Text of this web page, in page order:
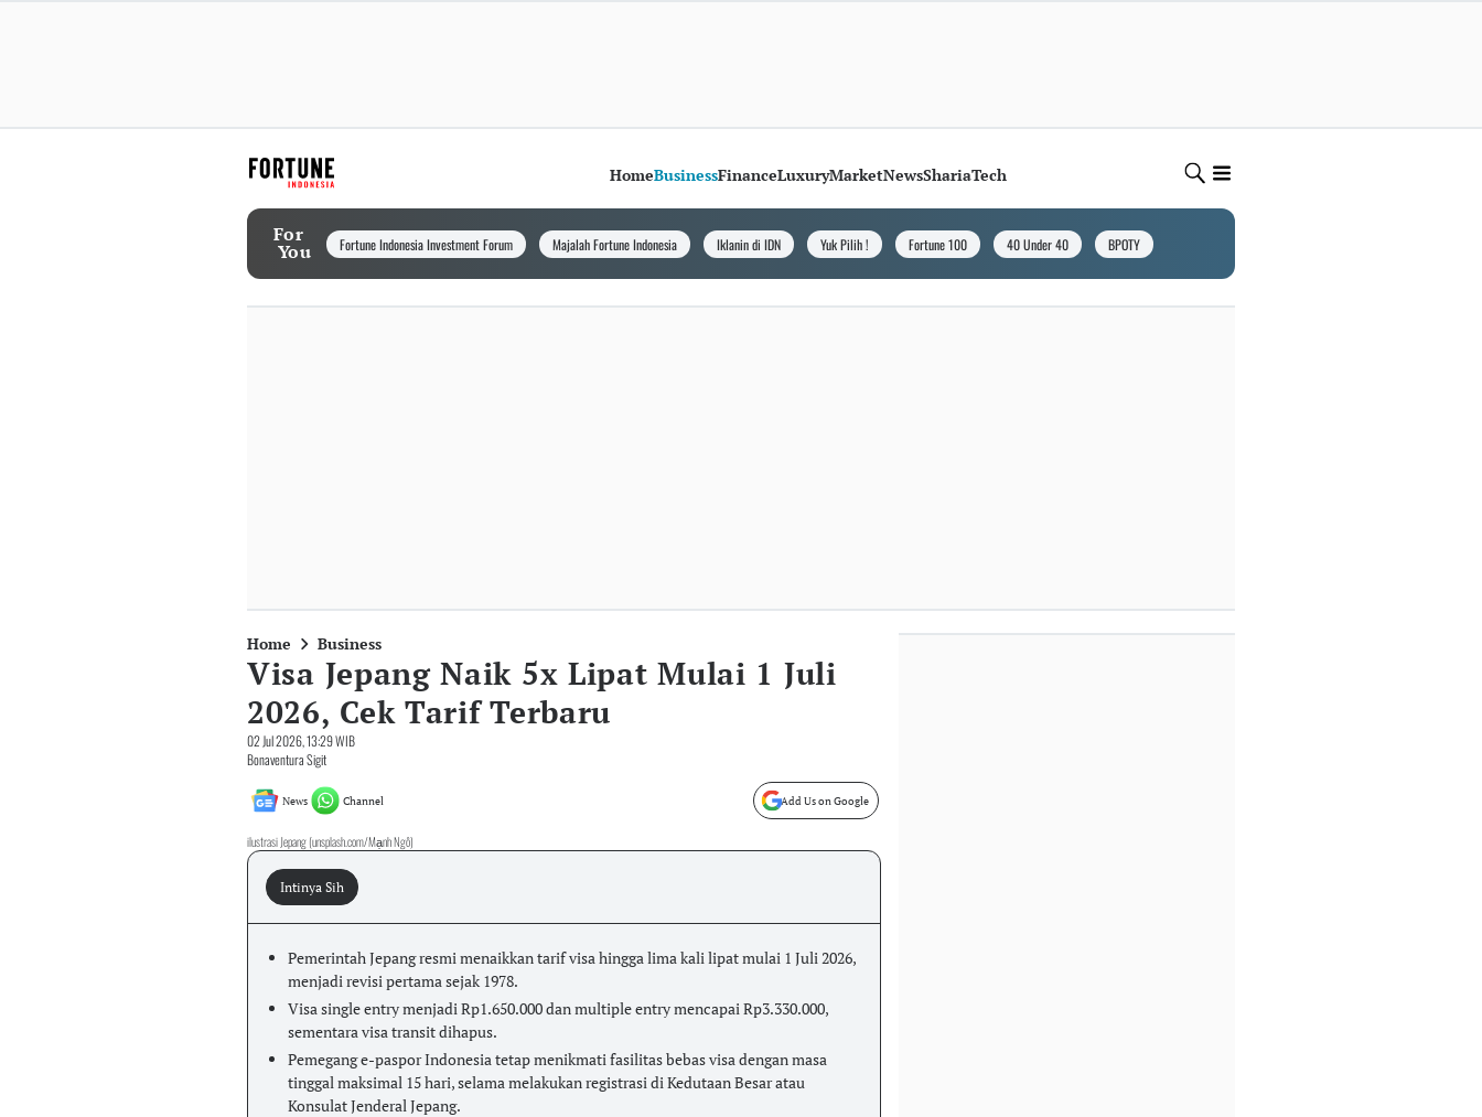
HomeBusinessFinanceLuxuryMarketNewsShariaTech
For
You Fortune Indonesia Investment Forum Majalah Fortune Indonesia Iklanin di IDN Yuk Pilih ! Fortune 100 40 Under 40 BPOTY
Home Business
Visa Jepang Naik 5x Lipat Mulai 1 Juli
2026, Cek Tarif Terbaru
02 Jul 2026, 13:29 WIB
Bonaventura Sigit
News Channel Add Us on Google
ilustrasi Jepang (unsplash.com/Mạnh Ngô)
Intinya Sih
Pemerintah Jepang resmi menaikkan tarif visa hingga lima kali lipat mulai 1 Juli 2026,
menjadi revisi pertama sejak 1978.
Visa single entry menjadi Rp1.650.000 dan multiple entry mencapai Rp3.330.000,
sementara visa transit dihapus.
Pemegang e-paspor Indonesia tetap menikmati fasilitas bebas visa dengan masa
tinggal maksimal 15 hari, selama melakukan registrasi di Kedutaan Besar atau
Konsulat Jenderal Jepang.